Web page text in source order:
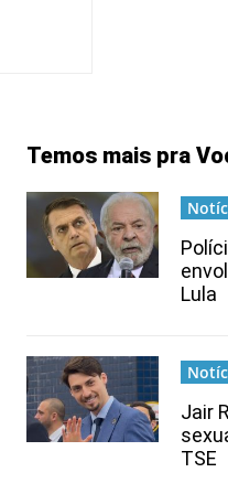
Temos mais pra
Lula
Jair
TSE